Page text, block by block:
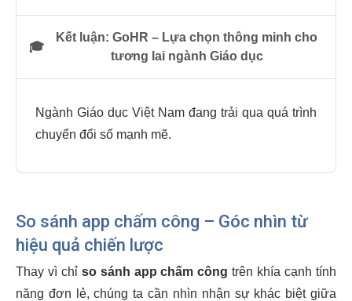
🎓
Kết luận: GoHR – Lựa chọn thông minh cho
tương lai ngành Giáo dục
Ngành Giáo dục Việt Nam đang trải qua quá trình
chuyển đổi số mạnh mẽ.
So sánh app chấm công – Góc nhìn từ
hiệu quả chiến lược
Thay vì chỉ so sánh app chấm công trên khía cạnh tính
năng đơn lẻ, chúng ta cần nhìn nhận sự khác biệt giữa